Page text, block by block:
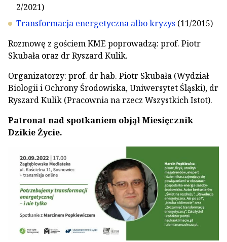
2/2021)
Transformacja energetyczna albo kryzys (11/2015)
Rozmowę z gościem KME poprowadzą: prof. Piotr
Skubała oraz dr Ryszard Kulik.
Organizatorzy: prof. dr hab. Piotr Skubała (Wydział
Biologii i Ochrony Środowiska, Uniwersytet Śląski), dr
Ryszard Kulik (Pracownia na rzecz Wszystkich Istot).
Patronat nad spotkaniem objął Miesięcznik
Dzikie Życie.